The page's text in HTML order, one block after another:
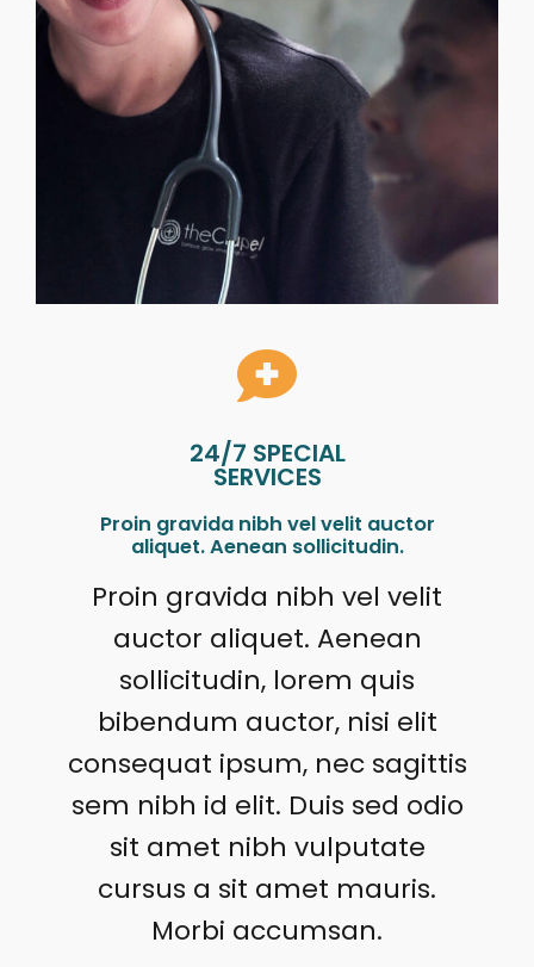
24/7 SPECIAL
SERVICES
Proin gravida nibh vel velit auctor
aliquet. Aenean sollicitudin.
Proin gravida nibh vel velit
auctor aliquet. Aenean
sollicitudin, lorem quis
bibendum auctor, nisi elit
consequat ipsum, nec sagittis
sem nibh id elit. Duis sed odio
sit amet nibh vulputate
cursus a sit amet mauris.
Morbi accumsan.